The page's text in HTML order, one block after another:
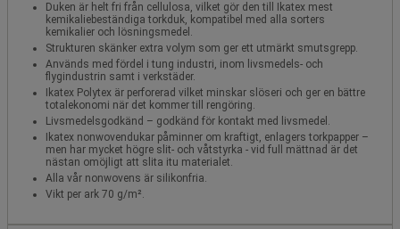
Duken är helt fri från cellulosa, vilket gör den till Ikatex mest
kemikaliebeständiga torkduk, kompatibel med alla sorters
kemikalier och lösningsmedel.
Strukturen skänker extra volym som ger ett utmärkt smutsgrepp.
Används med fördel i tung industri, inom livsmedels- och
flygindustrin samt i verkstäder.
Ikatex Polytex är perforerad vilket minskar slöseri och ger en bättre
totalekonomi när det kommer till rengöring.
Livsmedelsgodkänd – godkänd för kontakt med livsmedel.
Ikatex nonwovendukar påminner om kraftigt, enlagers torkpapper –
men har mycket högre slit- och våtstyrka - vid full mättnad är det
nästan omöjligt att slita itu materialet.
Alla vår nonwovens är silikonfria.
Vikt per ark 70 g/m².